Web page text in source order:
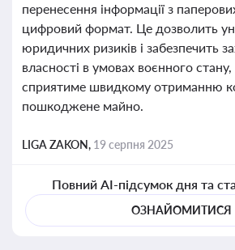
перенесення інформації з
цифровий формат. Це дозволить
юридичних ризиків і забезпечить
власності в умовах воєнного
сприятиме швидкому отриманню
пошкоджене майно.
LIGA ZAKON, 19 серпня 2025
Повний AI-підсумок дня та
ОЗНАЙОМИТИСЯ